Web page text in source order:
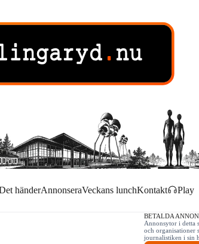
händerAnnonseraVeckans lunchKontakt Play
BETALDA
Annonsytor i detta
och organisationer
journalistiken i sin